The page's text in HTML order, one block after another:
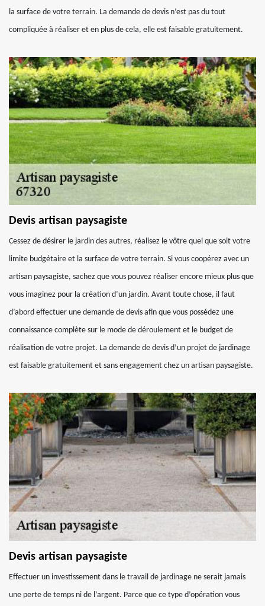
la surface de votre terrain. La demande de devis n’est pas du tout
compliquée à réaliser et en plus de cela, elle est faisable gratuitement.
Devis artisan paysagiste
Cessez de désirer le jardin des autres, réalisez le vôtre quel que soit votre
limite budgétaire et la surface de votre terrain. Si vous coopérez avec un
artisan paysagiste, sachez que vous pouvez réaliser encore mieux plus que
vous imaginez pour la création d’un jardin. Avant toute chose, il faut
d’abord effectuer une demande de devis afin que vous possédez une
connaissance complète sur le mode de déroulement et le budget de
réalisation de votre projet. La demande de devis d’un projet de jardinage
est faisable gratuitement et sans engagement chez un artisan paysagiste.
Devis artisan paysagiste
Effectuer un investissement dans le travail de jardinage ne serait jamais
une perte de temps ni de l’argent. Parce que ce type d’opération vous